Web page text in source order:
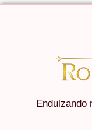
Endulzando